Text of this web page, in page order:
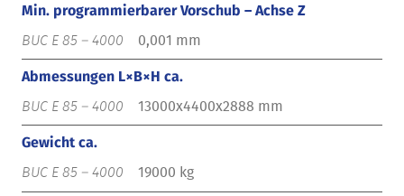
Min. programmierbarer Vorschub – Achse Z
0,001 mm
Abmessungen L×B×H ca.
13000x4400x2888 mm
Gewicht ca.
19000 kg